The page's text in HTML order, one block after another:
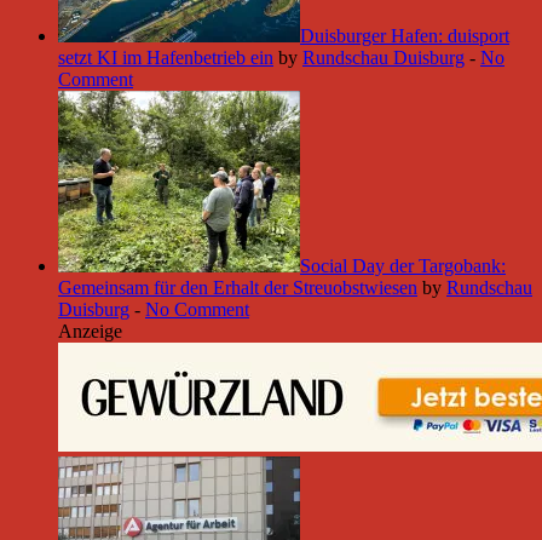
Duisburger Hafen: duisport
setzt KI im Hafenbetrieb ein by Rundschau Duisburg - No
Comment
Social Day der Targobank:
Gemeinsam für den Erhalt der Streuobstwiesen by Rundschau
Duisburg - No Comment
Anzeige